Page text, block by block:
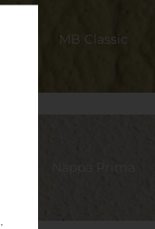
MB Classic